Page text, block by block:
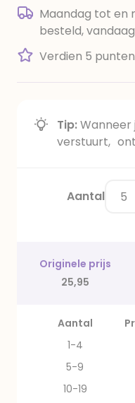
Maandag tot en
besteld,
Verdien 5
Tip:
verstuurt,
Aantal
Originele prijs
25,95
Aantal
1-4
5-9
10-19